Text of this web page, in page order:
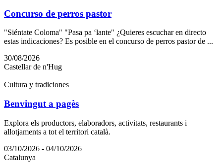
Concurso de perros pastor
"Siéntate Coloma" "Pasa pa ‘lante" ¿Quieres escuchar en directo
estas indicaciones? Es posible en el concurso de perros pastor de ...
30/08/2026
Castellar de n'Hug
Cultura y tradiciones
Benvingut a pagès
Explora els productors, elaboradors, activitats, restaurants i
allotjaments a tot el territori català.
03/10/2026 - 04/10/2026
Catalunya